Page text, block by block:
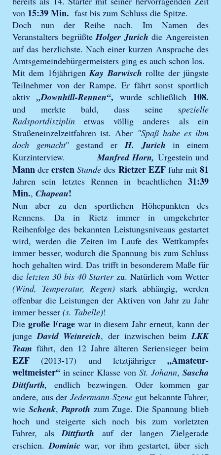
von 15:39 Min. fast bis zum Schluss die Spitze.
Doch nun der Reihe nach. Im Namen des
Veranstalters begrüßteHolger Jurich die Angereisten
auf das herzlichste. Nach einer kurzen Ansprache des
Amtsgemeindebürgermeisters ging es auch schon los.
Mit dem 16jährigenKay Barwisch rollte der jüngste
Teilnehmer von der Rampe. Er fährt sonst sportlich
aktiv „Downhill-Rennen“, wurde schließlich 108.
und merkte bald, dass seine spezielle
Radsportdisziplin etwas völlig anderes als ein
Straßeneinzelzeitfahren ist. Aber "Spaß habe es ihm
doch gemacht" gestand erH. Jurich in einem
Kurzinterview.Manfred Horn, Urgestein und
Mann derersten Stunde des Rietzer EZFfuhr mit81
Jahren sein letztes Rennen in beachtlichen 31:39
Min., Chapeau!
Nun aber zu den sportlichen Höhepunkten des
Rennens. Da in Rietz immer in umgekehrter
Reihenfolge des bekannten Leistungsniveaus gestartet
wird, werden die Zeiten im Laufe des Wettkampfes
immer besser, wodurch die Spannung bis zum Schluss
hoch gehalten wird. Das trifft in besonderem Maße für
die letzten 30 bis 40 Starterzu. Natürlich vom Wetter
(Wind, Temperatur, Regen)stark abhängig, werden
offenbar die Leistungen der Aktiven von Jahr zu Jahr
immer besser (s. Tabelle)!
Die große Fragewar in diesem Jahr erneut, kann der
jungeDavid Weinreich, der inzwischen beimLKK
Team fährt, den 12 Jahre älteren Seriensieger beim
EZF (2013-17) und letztjähriger „Amateur-
weltmeister“ in seiner Klasse von St. Johann,Sascha
Dittfurth, endlich bezwingen. Oder kommen gar
andere, aus der Jedermann-Szenegut bekannte Fahrer,
wie Schenk,Paproth zum Zuge. Die Spannung blieb
hoch und steigerte sich noch bis zum vorletzten
Fahrer, alsDittfurth auf der langen Zielgerade
erschien.Dominic war, vor ihm gestartet, über sich